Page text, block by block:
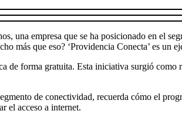
una empresa que se ha posicionado en el
más que eso? ‘Providencia Conecta’ es un
de forma gratuita. Esta iniciativa surgió como
de conectividad, recuerda cómo el
el acceso a internet.